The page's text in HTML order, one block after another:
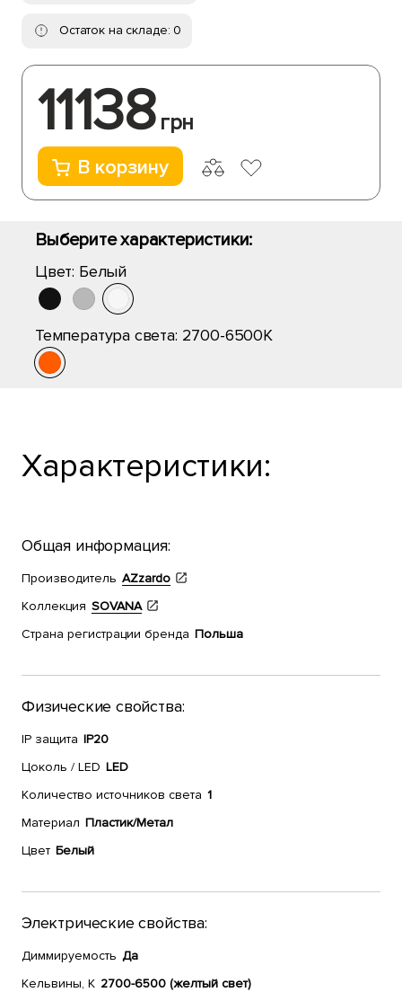
Остаток на складе: 0
11138 грн
В корзину
Выберите характеристики:
Цвет: Белый
Температура света: 2700-6500K
Характеристики:
Общая информация:
Производитель AZzardo
Коллекция SOVANA
Страна регистрации бренда Польша
Физические свойства:
IP защита IP20
Цоколь / LED LED
Количество источников света 1
Материал Пластик/Метал
Цвет Белый
Электрические свойства:
Диммируемость Да
Кельвины, К 2700-6500 (желтый свет)